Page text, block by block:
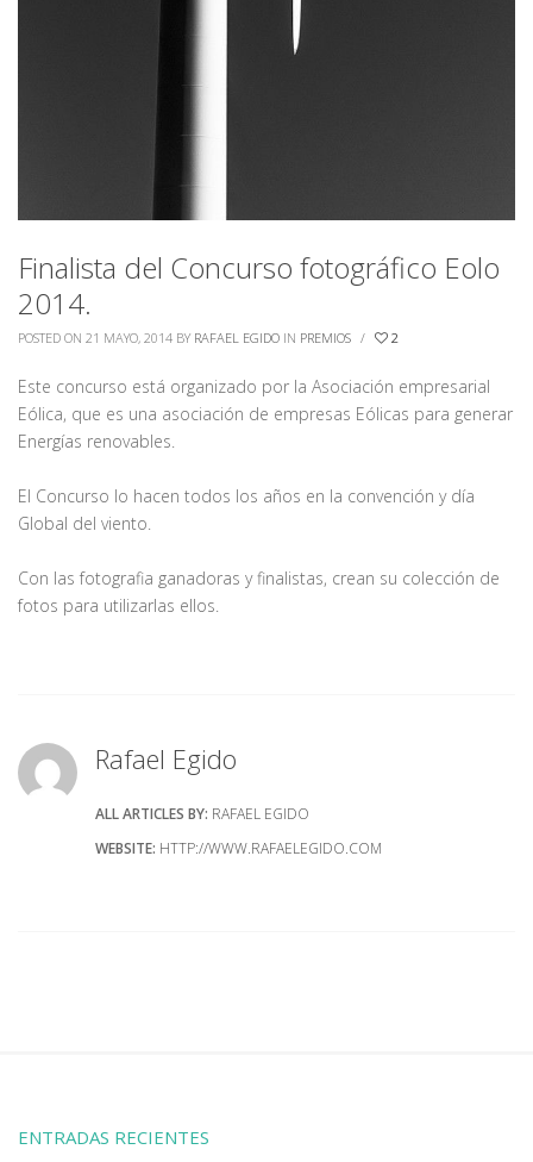
Finalista del Concurso fotográfico Eolo
2014.
POSTED ON 21 MAYO, 2014 BY RAFAEL EGIDO IN PREMIOS / 2
Este concurso está organizado por la Asociación empresarial
Eólica, que es una asociación de empresas Eólicas para generar
Energías renovables.
El Concurso lo hacen todos los años en la convención y día
Global del viento.
Con las fotografia ganadoras y finalistas, crean su colección de
fotos para utilizarlas ellos.
Rafael Egido
ALL ARTICLES BY: RAFAEL EGIDO
WEBSITE: HTTP://WWW.RAFAELEGIDO.COM
ENTRADAS RECIENTES